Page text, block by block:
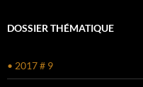
DOSSIER THÉMATIQUE
• 2017 # 9